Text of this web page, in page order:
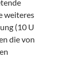
weiteres
(10 U
die von